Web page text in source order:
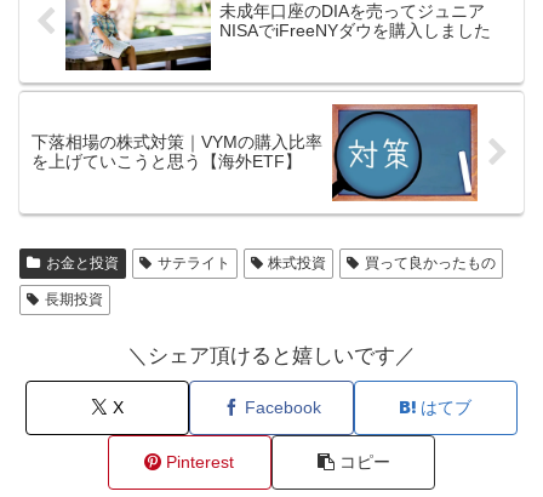
未成年口座のDIAを売ってジュニア
NISAでiFreeNYダウを購入しました
下落相場の株式対策｜VYMの購入比率
を上げていこうと思う【海外ETF】
お金と投資 サテライト 株式投資 買って良かったもの
長期投資
＼シェア頂けると嬉しいです／
X Facebook はてブ
Pinterest コピー